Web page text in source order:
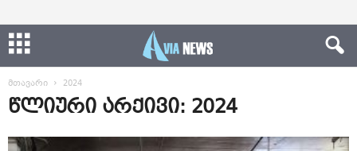
მთავარი 2024
წლიური არქივი: 2024